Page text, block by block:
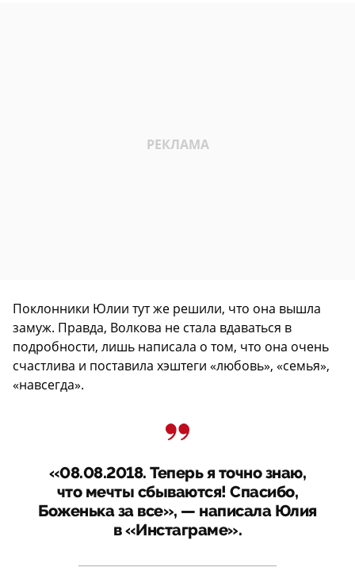
Поклонники Юлии тут же решили, что она вышла
замуж. Правда, Волкова не стала вдаваться в
подробности, лишь написала о том, что она очень
счастлива и поставила хэштеги «любовь», «семья»,
«навсегда».
«08.08.2018. Теперь я точно знаю,
что мечты сбываются! Спасибо,
Боженька за все», — написала Юлия
в «Инстаграме».